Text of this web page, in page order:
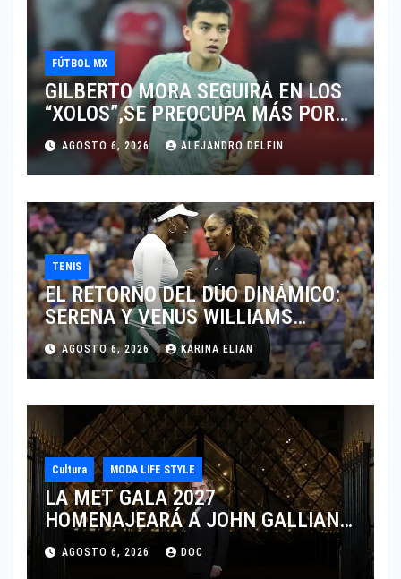
FÚTBOL MX
GILBERTO MORA SEGUIRÁ EN LOS
“XOLOS”,SE PREOCUPA MÁS POR
JUGAR EN SU EQUIPO.
AGOSTO 6, 2026 ALEJANDRO DELFIN
TENIS
EL RETORNO DEL DÚO DINÁMICO:
SERENA Y VENUS WILLIAMS
DISPUTARÁN LOS DOBLES EN
CINCINNATI 2026
AGOSTO 6, 2026 KARINA ELIAN
Cultura MODA LIFE STYLE
LA MET GALA 2027
HOMENAJEARÁ A JOHN GALLIANO
MARCANDO EL REGRESO DEL REY
DEL DRAMATISMO
AGOSTO 6, 2026 DOC